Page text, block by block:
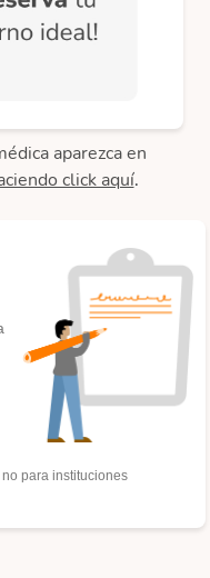
aparezca en
click aquí.
para instituciones